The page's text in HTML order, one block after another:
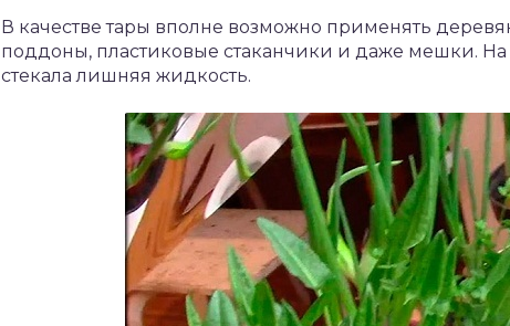
В качестве тары вполне возможно применять
поддоны, пластиковые стаканчики и даже мешки.
стекала лишняя жидкость.